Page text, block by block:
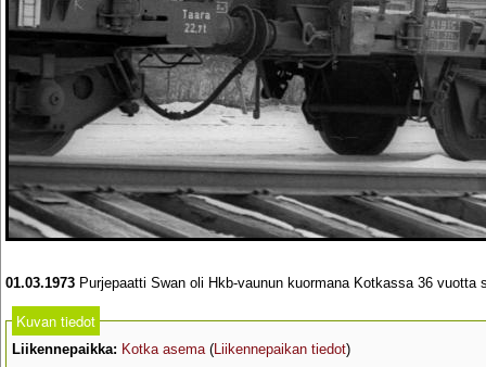
01.03.1973 Purjepaatti Swan oli Hkb-vaunun kuormana Kotkassa 36 vuotta
Kuvan tiedot
Liikennepaikka: Kotka asema(Liikennepaikan tiedot)